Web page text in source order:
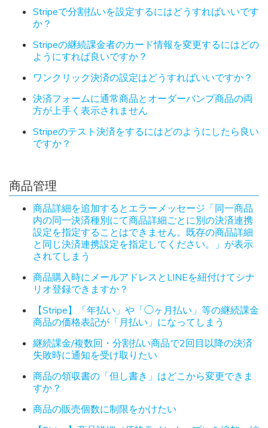
Stripeで分割払いを設定するにはどうすればいいです
か？
Stripeの継続課金者のカード情報を変更するにはどの
ようにすれば良いですか？
ワンクリック決済の設定はどうすればいいですか？
決済フォームに通常商品とオーダーバンプ商品の両
方が上手く表示されません
Stripeのテスト決済をするにはどのようにしたら良い
ですか？
商品管理
商品詳細を追加するとエラーメッセージ「同一商品
内の同一決済種別にて商品詳細ごとに別の決済連携
設定を指定することはできません。既存の商品詳細
と同じ決済連携設定を指定してください。」が表示
されてしまう
商品購入時にメールアドレスとLINEを紐付けてシナ
リオ登録できますか？
【Stripe】「年払い」や「◯ヶ月払い」等の継続課金
商品の価格表記が「月払い」になってしまう
継続課金/複数回・分割払い商品で2回目以降の決済
失敗時に通知を受け取りたい
商品の領収書の「但し書き」はどこから変更できま
すか？
商品の販売個数に制限をかけたい